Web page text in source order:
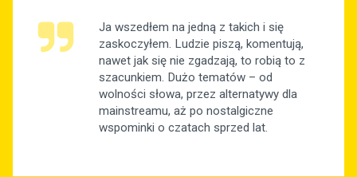
Ja wszedłem na jedną z takich i się
zaskoczyłem. Ludzie piszą, komentują,
nawet jak się nie zgadzają, to robią to z
szacunkiem. Dużo tematów – od
wolności słowa, przez alternatywy dla
mainstreamu, aż po nostalgiczne
wspominki o czatach sprzed lat.